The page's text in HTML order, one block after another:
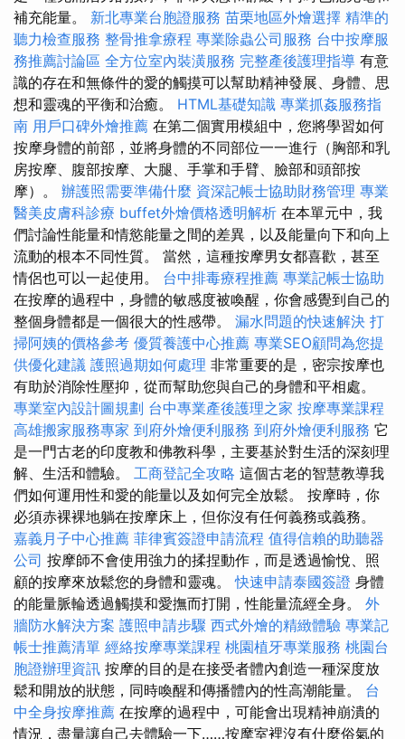
補充能量。 新北專業台胞證服務 苗栗地區外燴選擇 精準的
聽力檢查服務 整骨推拿療程 專業除蟲公司服務 台中按摩服
務推薦討論區 全方位室內裝潢服務 完整產後護理指導 有意
識的存在和無條件的愛的觸摸可以幫助精神發展、身體、思
想和靈魂的平衡和治癒。 HTML基礎知識 專業抓姦服務指
南 用戶口碑外燴推薦 在第二個實用模組中，您將學習如何
按摩身體的前部，並將身體的不同部位一一進行（胸部和乳
房按摩、腹部按摩、大腿、手掌和手臂、臉部和頭部按
摩）。 辦護照需要準備什麼 資深記帳士協助財務管理 專業
醫美皮膚科診療 buffet外燴價格透明解析 在本單元中，我
們討論性能量和情慾能量之間的差異，以及能量向下和向上
流動的根本不同性質。 當然，這種按摩男女都喜歡，甚至
情侶也可以一起使用。 台中排毒療程推薦 專業記帳士協助
在按摩的過程中，身體的敏感度被喚醒，你會感覺到自己的
整個身體都是一個很大的性感帶。 漏水問題的快速解決 打
掃阿姨的價格參考 優質養護中心推薦 專業SEO顧問為您提
供優化建議 護照過期如何處理 非常重要的是，密宗按摩也
有助於消除性壓抑，從而幫助您與自己的身體和平相處。
專業室內設計圖規劃 台中專業產後護理之家 按摩專業課程
高雄搬家服務專家 到府外燴便利服務 到府外燴便利服務 它
是一門古老的印度教和佛教科學，主要基於對生活的深刻理
解、生活和體驗。 工商登記全攻略 這個古老的智慧教導我
們如何運用性和愛的能量以及如何完全放鬆。 按摩時，你
必須赤裸裸地躺在按摩床上，但你沒有任何義務或義務。
嘉義月子中心推薦 菲律賓簽證申請流程 值得信賴的助聽器
公司 按摩師不會使用強力的揉捏動作，而是透過愉悅、照
顧的按摩來放鬆您的身體和靈魂。快速申請泰國簽證 身體
的能量脈輪透過觸摸和愛撫而打開，性能量流經全身。 外
牆防水解決方案 護照申請步驟 西式外燴的精緻體驗 專業記
帳士推薦清單 經絡按摩專業課程 桃園植牙專業服務 桃園台
胞證辦理資訊 按摩的目的是在接受者體內創造一種深度放
鬆和開放的狀態，同時喚醒和傳播體內的性高潮能量。 台
中全身按摩推薦 在按摩的過程中，可能會出現精神崩潰的
情況，盡量讓自己去體驗一下……按摩室裡沒有什麼俗氣的